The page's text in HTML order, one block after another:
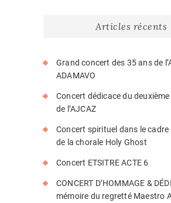
Articles récents
Grand concert des 35 ans de
ADAMAVO
Concert dédicace du
de l’AJCAZ
Concert spirituel dans le cadre
de la chorale Holy Ghost
Concert ETSITRE ACTE 6
CONCERT D’HOMMAGE &
mémoire du regretté Maestro